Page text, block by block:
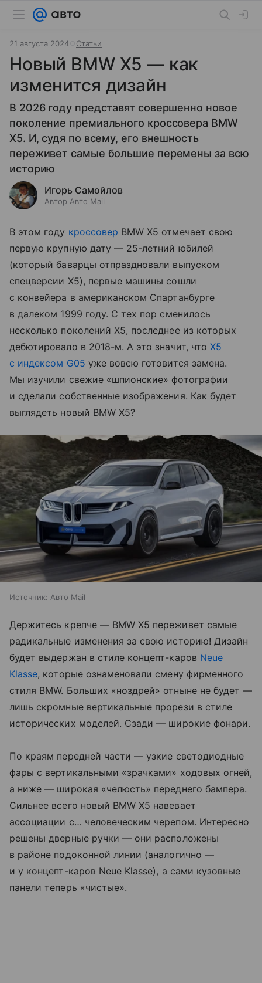
21 августа 2024 Статьи
Новый BMW X5 — как
изменится дизайн
В 2026 году представят совершенно новое
поколение премиального кроссовера BMW
X5. И, судя по всему, его внешность
переживет самые большие перемены за всю
историю
Игорь Самойлов
Автор Авто Mail
В этом году кроссовер BMW X5 отмечает свою
первую крупную дату — 25-летний юбилей
(который баварцы отпраздновали выпуском
спецверсии X5), первые машины сошли
с конвейера в американском Спартанбурге
в далеком 1999 году. С тех пор сменилось
несколько поколений X5, последнее из которых
дебютировало в 2018-м. А это значит, что X5
с индексом G05 уже вовсю готовится замена.
Мы изучили свежие «шпионские» фотографии
и сделали собственные изображения. Как будет
выглядеть новый BMW X5?
Источник: Авто Mail
Держитесь крепче — BMW X5 переживет самые
радикальные изменения за свою историю! Дизайн
будет выдержан в стиле концепт-каров Neue
Klasse, которые ознаменовали смену фирменного
стиля BMW. Больших «ноздрей» отныне не будет —
лишь скромные вертикальные прорези в стиле
исторических моделей. Сзади — широкие фонари.
По краям передней части — узкие светодиодные
фары с вертикальными «зрачками» ходовых огней,
а ниже — широкая «челюсть» переднего бампера.
Сильнее всего новый BMW X5 навевает
ассоциации с… человеческим черепом. Интересно
решены дверные ручки — они расположены
в районе подоконной линии (аналогично —
и у концепт-каров Neue Klasse), а сами кузовные
панели теперь «чистые».